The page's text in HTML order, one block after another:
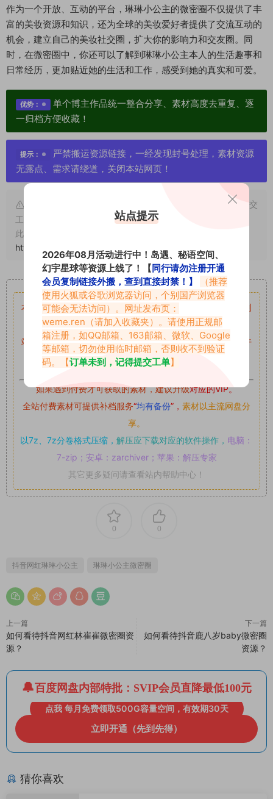
作为一个开放、互动的平台，琳琳小公主的微密圈不仅提供了丰
富的美妆资源和知识，还为全球的美妆爱好者提供了交流互动的
机会，建立自己的美妆社交圈，扩大你的影响力和交友圈。同
时，在微密圈中，你还可以了解到琳琳小公主本人的生活趣事和
日常经历，更加贴近她的生活和工作，感受到她的真实和可爱。
优势：
单个博主作品统一整合分享、素材高度去重复、逐
一归档方便收藏！
提示：
严禁搬运资源链接，一经发现封号处理，素材资源
无露点、需求请绕道，关闭本站网页！
申明：本文资源均来源网友分享，若侵犯了您的权限可以提交
工单处理。
此外本文章皆属于原创文章，转载请注明出处！原文链接：
https://www.vmiba.top/960.html
重要声明
本站资源均来自网络分享，如有侵犯你的权益请私信留言
收到
留言后，我们会第一时间进行审核后删除。
站内资源为网友个人学习或测试研究使用，未经原版权作者许
可,禁止用于任何商业途径！请在下载24小时内删除！
如果遇到付费才可获取的素材，建议升级对应的VIP。
全站付费素材可提供补档服务“均有备份”， 素材以主流网盘分
享。
以7z、7z分卷格式压缩， 解压应下载对应的软件操作， 电脑：
7-zip；安卓：zarchiver；苹果：解压专家
其它更多疑问请查看站内帮助中心！
0 0
抖音网红琳琳小公主 琳琳小公主微密圈
上一篇
如何看待抖音网红林崔崔微密圈资
源？
下一篇
如何看待抖音鹿八岁baby微密圈
资源？
百度网盘内部特批：SVIP会员直降最低100元
点我 每月免费领取500G容量空间，有效期30天
立即开通（先到先得）
猜你喜欢
站点提示
2026年08月活动进行中！岛遇、秘语空间、
幻宇星球等资源上线了！【同行请勿注册开通
会员复制链接外搬，查到直接封禁！】
（推荐
使用火狐或谷歌浏览器访问，个别国产浏览器
可能会无法访问）。网址发布页：
weme.ren （请加入收藏夹）。请使用正规邮
箱注册，如QQ邮箱、163邮箱、微软、Google
等邮箱，切勿使用临时邮箱，否则收不到验证
码。【订单未到，记得提交工单】